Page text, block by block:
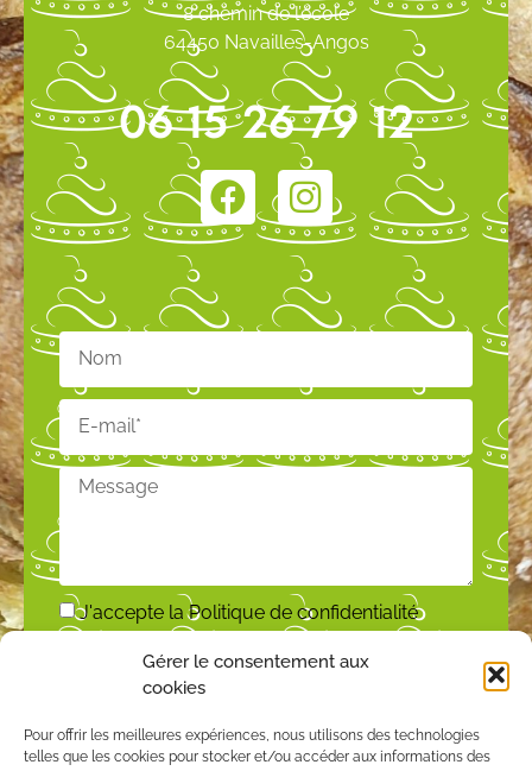
Gérer le consentement aux
cookies
Pour offrir les meilleures expériences, nous utilisons des technologies
telles que les cookies pour stocker et/ou accéder aux informations des
8 chemin de l’école
64450 Navailles-Angos
06 15 26 79 12
J'accepte laPolitique de confidentialité
ENVOYER